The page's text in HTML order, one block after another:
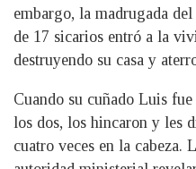
embargo, la madrugada
de 17 sicarios entró a la
destruyendo su casa y
Cuando su cuñado Luis
los dos, los hincaron y les
cuatro veces en la cabeza.